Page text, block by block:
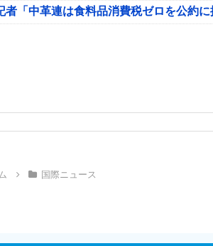
者「中革連は食料品消費税ゼロを公約
国際ニュース